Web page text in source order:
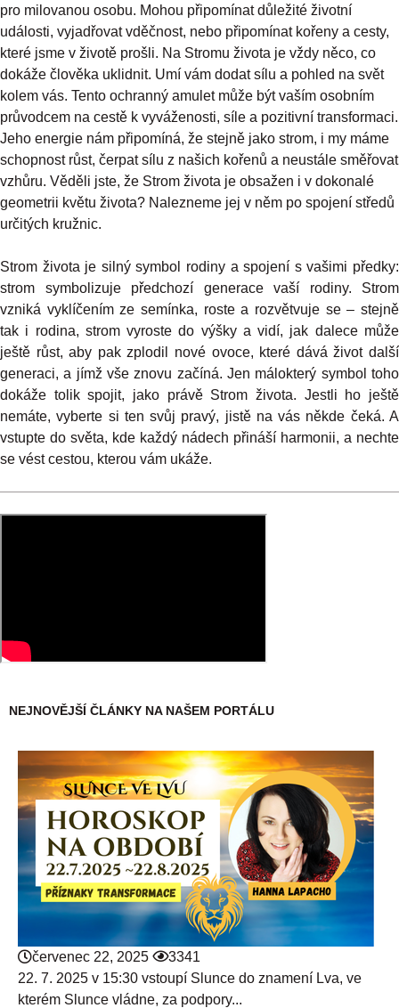
pro milovanou osobu. Mohou připomínat důležité životní
události, vyjadřovat vděčnost, nebo připomínat kořeny a cesty,
které jsme v životě prošli. Na Stromu života je vždy něco, co
dokáže člověka uklidnit. Umí vám dodat sílu a pohled na svět
kolem vás. Tento ochranný amulet může být vaším osobním
průvodcem na cestě k vyváženosti, síle a pozitivní transformaci.
Jeho energie nám připomíná, že stejně jako strom, i my máme
schopnost růst, čerpat sílu z našich kořenů a neustále směřovat
vzhůru. Věděli jste, že Strom života je obsažen i v dokonalé
geometrii květu života? Nalezneme jej v něm po spojení středů
určitých kružnic.
Strom života je silný symbol rodiny a spojení s vašimi předky:
strom symbolizuje předchozí generace vaší rodiny. Strom
vzniká vyklíčením ze semínka, roste a rozvětvuje se – stejně
tak i rodina, strom vyroste do výšky a vidí, jak dalece může
ještě růst, aby pak zplodil nové ovoce, které dává život další
generaci, a jímž vše znovu začíná. Jen málokterý symbol toho
dokáže tolik spojit, jako právě Strom života. Jestli ho ještě
nemáte, vyberte si ten svůj pravý, jistě na vás někde čeká. A
vstupte do světa, kde každý nádech přináší harmonii, a nechte
se vést cestou, kterou vám ukáže.
NEJNOVĚJŠÍ ČLÁNKY NA NAŠEM PORTÁLU
červenec 22, 2025
3341
22. 7. 2025 v 15:30 vstoupí Slunce do znamení Lva, ve
kterém Slunce vládne, za podpory...